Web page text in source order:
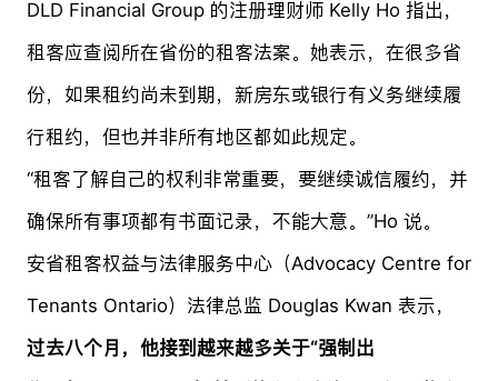
DLD Financial Group 的注册理财师 Kelly Ho 指出，
租客应查阅所在省份的租客法案。她表示，在很多省
份，如果租约尚未到期，新房东或银行有义务继续履
行租约，但也并非所有地区都如此规定。
“租客了解自己的权利非常重要，要继续诚信履约，并
确保所有事项都有书面记录，不能大意。”Ho 说。
安省租客权益与法律服务中心（Advocacy Centre for
Tenants Ontario）法律总监 Douglas Kwan 表示，
过去八个月，他接到越来越多关于“强制出